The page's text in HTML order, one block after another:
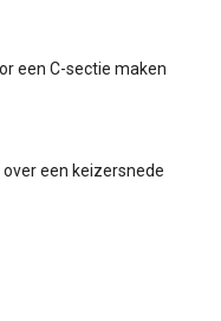
een C-sectie maken
een keizersnede